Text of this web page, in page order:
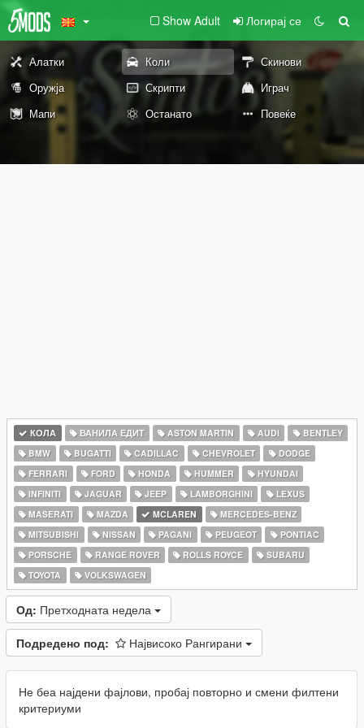
Show Adult Логирај се
Алатки Коли
Скинови
Оружја
Скрипти
Играч
Мапи
Останато Повеќе
КОЛА ВАНИЛА ЕДИТ ASTON MARTIN AUDI
BENTLEY
BMW
BUGATTI CADILLAC CHEVROLET
DODGE
FERRARI
FORD HONDA HUMMER
HYUNDAI
INFINITI
JAGUAR JEEP LAMBORGHINI
LEXUS
MASERATI
MAZDA MCLAREN
MERCEDES-BENZ
MITSUBISHI
NISSAN PAGANI PEUGEOT
PONTIAC
PORSCHE
RANGE ROVER ROLLS ROYCE
SUBARU
TOYOTA
VOLKSWAGEN
Од: Претходната недела
Подредено под: Највисоко Рангирани
Не беа најдени фајлови, пробај повторно и смени филтени
критериуми